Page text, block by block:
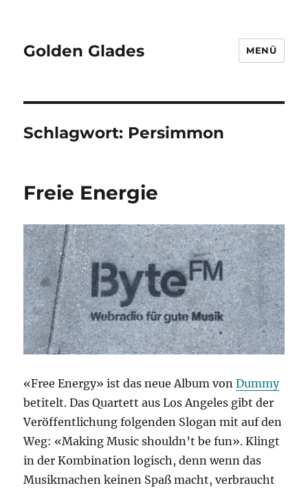
Golden Glades MENÜ
Schlagwort: Persimmon
Freie Energie
«Free Energy» ist das neue Album vonDummy
betitelt. Das Quartett aus Los Angeles gibt der
Veröffentlichung folgenden Slogan mit auf den
Weg: «Making Music shouldn’t be fun». Klingt
in der Kombination logisch, denn wenn das
Musikmachen keinen Spaß macht, verbraucht